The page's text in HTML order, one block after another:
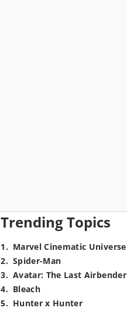
Trending Topics
1. Marvel Cinematic Universe
2. Spider-Man
3. Avatar: The Last Airbender
4. Bleach
5. Hunter x Hunter